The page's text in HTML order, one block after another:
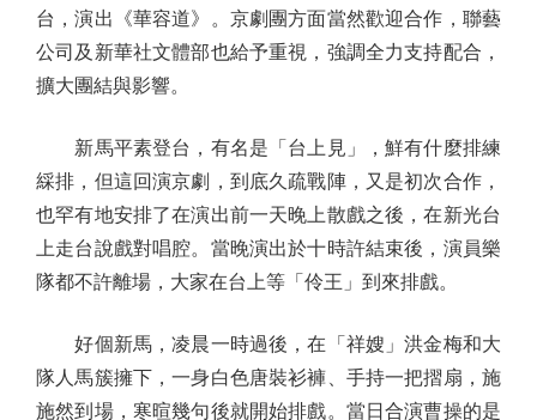
台，演出《華容道》。京劇團方面當然歡迎合作，聯藝
公司及新華社文體部也給予重視，強調全力支持配合，
擴大團結與影響。
新馬平素登台，有名是「台上見」，鮮有什麼排練
綵排，但這回演京劇，到底久疏戰陣，又是初次合作，
也罕有地安排了在演出前一天晚上散戲之後，在新光台
上走台說戲對唱腔。當晚演出於十時許結束後，演員樂
隊都不許離場，大家在台上等「伶王」到來排戲。
好個新馬，凌晨一時過後，在「祥嫂」洪金梅和大
隊人馬簇擁下，一身白色唐裝衫褲、手持一把摺扇，施
施然到場，寒暄幾句後就開始排戲。當日合演曹操的是